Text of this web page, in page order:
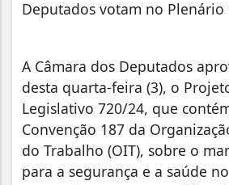
Deputados votam no Plenário
A Câmara dos Deputados
desta quarta-feira (3), o
Legislativo 720/24, que
Convenção 187 da
do Trabalho (OIT), sobre o
para a segurança e a saúde